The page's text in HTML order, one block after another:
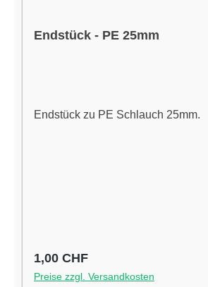
Endstück - PE 25mm
Endstück zu PE Schlauch 25mm.
Regulärer Preis:
1,00 CHF
Preise zzgl. Versandkosten